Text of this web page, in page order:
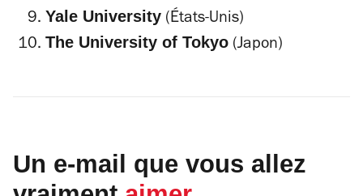
Yale University (États-Unis)
The University of Tokyo (Japon)
Un e-mail que vous allez